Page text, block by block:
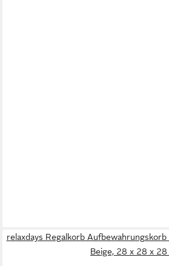
relaxdays Regalkorb
Beige, 28 x 28 x 28